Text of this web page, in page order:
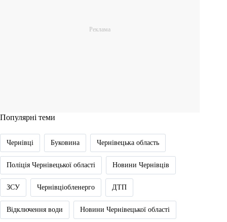
Популярні теми
Чернівці Буковина Чернівецька область
Поліція Чернівецької області Новини Чернівців
ЗСУ Чернівціобленерго ДТП
Відключення води Новини Чернівецької області